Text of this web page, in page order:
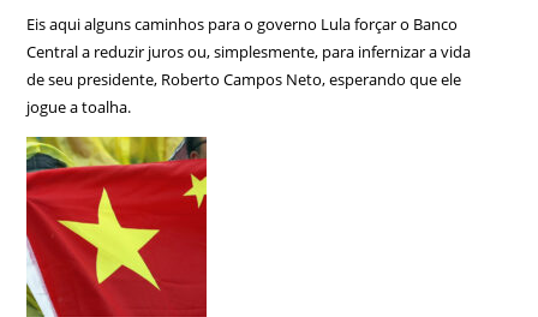
Eis aqui alguns caminhos para o governo Lula forçar o Banco
Central a reduzir juros ou, simplesmente, para infernizar a vida
de seu presidente, Roberto Campos Neto, esperando que ele
jogue a toalha.